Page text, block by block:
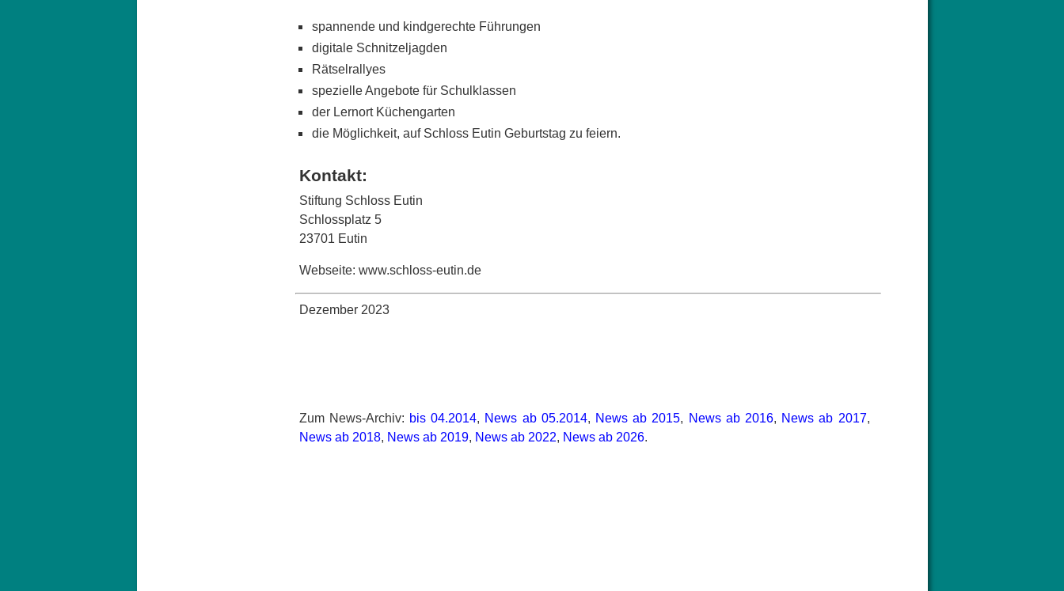
spannende und kindgerechte Führungen
digitale Schnitzeljagden
Rätselrallyes
spezielle Angebote für Schulklassen
der Lernort Küchengarten
die Möglichkeit, auf Schloss Eutin Geburtstag zu feiern.
Kontakt:
Stiftung Schloss Eutin
Schlossplatz 5
23701 Eutin
Webseite: www.schloss-eutin.de
Dezember 2023
Zum News-Archiv: bis 04.2014, News ab 05.2014, News ab 2015, News ab 2016, News ab 2017,
News ab 2018, News ab 2019, News ab 2022, News ab 2026.